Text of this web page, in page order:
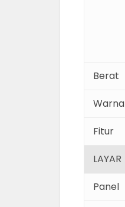
Berat
Warna
Fitur
LAYAR
Panel